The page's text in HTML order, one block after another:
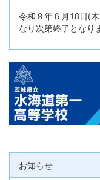
令和８年６月18日(
なり次第終了となり
お知らせ